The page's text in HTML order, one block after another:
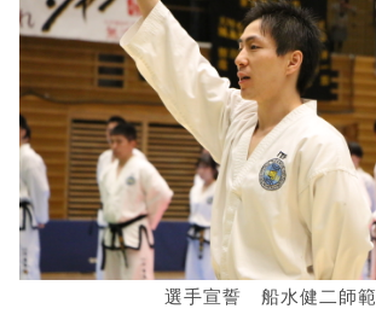
選手宣誓 船水健二師範